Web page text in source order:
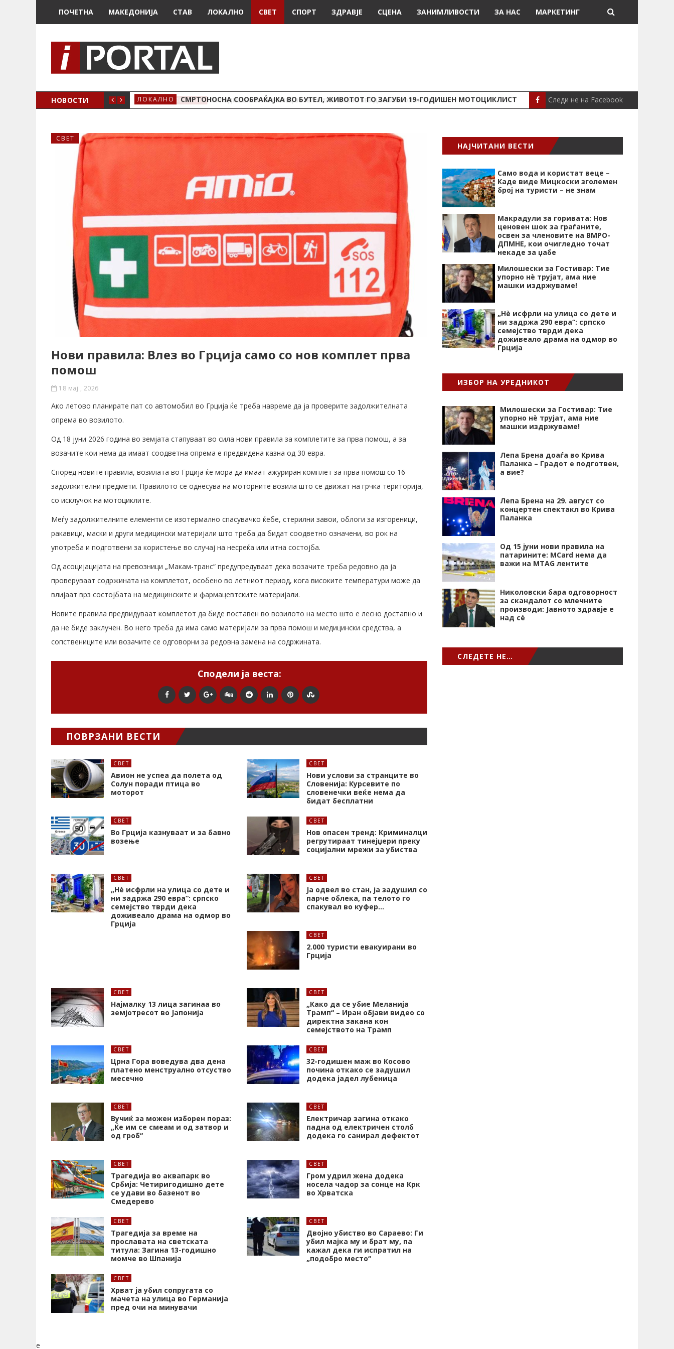
ПОЧЕТНА МАКЕДОНИЈА СТАВ ЛОКАЛНО СВЕТ СПОРТ ЗДРАВЈЕ СЦЕНА ЗАНИМЛИВОСТИ ЗА НАС МАРКЕТИНГ
НОВОСТИ ЛОКАЛНО СМРТОНОСНА СООБРАЌАЈКА ВО БУТЕЛ, ЖИВОТОТ ГО ЗАГУБИ 19-ГОДИШЕН МОТОЦИКЛИСТ СЦЕНА СЕВЕРИНА ВО
Следи не на Facebook
СВЕТ
Нови правила: Влез во Грција само со нов комплет прва
помош
18 мај , 2026
Ако летово планирате пат со автомобил во Грција ќе треба навреме да ја проверите задолжителната
опрема во возилото.
Од 18 јуни 2026 година во земјата стапуваат во сила нови правила за комплетите за прва помош, а за
возачите кои нема да имаат соодветна опрема е предвидена казна од 30 евра.
Според новите правила, возилата во Грција ќе мора да имаат ажуриран комплет за прва помош со 16
задолжителни предмети. Правилото се однесува на моторните возила што се движат на грчка територија,
со исклучок на мотоциклите.
Меѓу задолжителните елементи се изотермално спасувачко ќебе, стерилни завои, облоги за изгореници,
ракавици, маски и други медицински материјали што треба да бидат соодветно означени, во рок на
употреба и подготвени за користење во случај на несреќа или итна состојба.
Од асоцијацијата на превозници „Макам-транс“ предупредуваат дека возачите треба редовно да ја
проверуваат содржината на комплетот, особено во летниот период, кога високите температури може да
влијаат врз состојбата на медицинските и фармацевтските материјали.
Новите правила предвидуваат комплетот да биде поставен во возилото на место што е лесно достапно и
да не биде заклучен. Во него треба да има само материјали за прва помош и медицински средства, а
сопствениците или возачите се одговорни за редовна замена на содржината.
Сподели ја веста:
ПОВРЗАНИ ВЕСТИ
СВЕТ
Авион не успеа да полета од
Солун поради птица во
моторот
СВЕТ
Нови услови за странците во
Словенија: Курсевите по
словенечки веќе нема да
бидат бесплатни
СВЕТ
Во Грција казнуваат и за бавно
возење
СВЕТ
Нов опасен тренд: Криминалци
регрутираат тинејџери преку
социјални мрежи за убиства
СВЕТ
„Нѐ исфрли на улица со дете и
ни задржа 290 евра“: српско
семејство тврди дека
доживеало драма на одмор во
Грција
СВЕТ
Ја одвел во стан, ја задушил со
парче облека, па телото го
спакувал во куфер…
СВЕТ
2.000 туристи евакуирани во
Грција
СВЕТ
Најмалку 13 лица загинаа во
земјотресот во Јапонија
СВЕТ
„Како да се убие Меланија
Трамп“ – Иран објави видео со
директна закана кон
семејството на Трамп
СВЕТ
Црна Гора воведува два дена
платено менструално отсуство
месечно
СВЕТ
32-годишен маж во Косово
почина откако се задушил
додека јадел лубеница
СВЕТ
Вучиќ за можен изборен пораз:
„Ќе им се смеам и од затвор и
од гроб“
СВЕТ
Електричар загина откако
падна од електричен столб
додека го санирал дефектот
СВЕТ
Трагедија во аквапарк во
Србија: Четиригодишно дете
се удави во базенот во
Смедерево
СВЕТ
Гром удрил жена додека
носела чадор за сонце на Крк
во Хрватска
СВЕТ
Трагедија за време на
прославата на светската
титула: Загина 13-годишно
момче во Шпанија
СВЕТ
Двојно убиство во Сараево: Ги
убил мајка му и брат му, па
кажал дека ги испратил на
„подобро место“
СВЕТ
Хрват ја убил сопругата со
мачета на улица во Германија
пред очи на минувачи
НАЈЧИТАНИ ВЕСТИ
Само вода и користат веце –
Каде виде Мицкоски зголемен
број на туристи – не знам
Макрадули за горивата: Нов
ценовен шок за граѓаните,
освен за членовите на ВМРО-
ДПМНЕ, кои очигледно точат
некаде за џабе
Милошески за Гостивар: Тие
упорно нѐ трујат, ама ние
машки издржуваме!
„Нѐ исфрли на улица со дете и
ни задржа 290 евра“: српско
семејство тврди дека
доживеало драма на одмор во
Грција
ИЗБОР НА УРЕДНИКОТ
Милошески за Гостивар: Тие
упорно нѐ трујат, ама ние
машки издржуваме!
Лепа Брена доаѓа во Крива
Паланка – Градот е подготвен,
а вие?
Лепа Брена на 29. август со
концертен спектакл во Крива
Паланка
Од 15 јуни нови правила на
патарините: MCard нема да
важи на MTAG лентите
Николовски бара одговорност
за скандалот со млечните
производи: Јавното здравје е
над сѐ
СЛЕДЕТЕ НЕ…
e